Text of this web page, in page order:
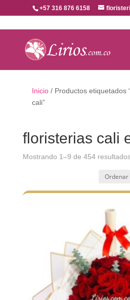
+57 316 876 6158
Inicio/ Productos etiquetados
cali”
floristerias cali
Mostrando 1–9 de 454